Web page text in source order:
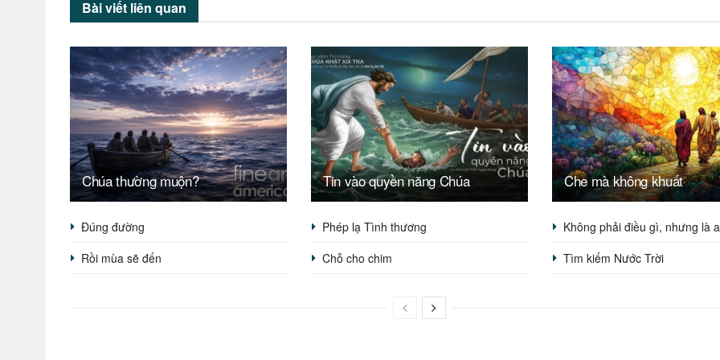
Bài viết liên quan
Chúa thường muộn? Tin vào quyền năng Chúa Che mà không khuất
Đúng đường Phép lạ Tình thương
Không phải điều gì, nhưng là
Rồi mùa sẽ đến
Chỗ cho chim Tìm kiếm Nước Trời